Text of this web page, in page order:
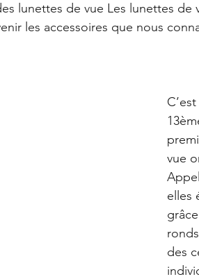
lunettes de vue Les lunettes de
les accessoires que nous
vue
elles
des